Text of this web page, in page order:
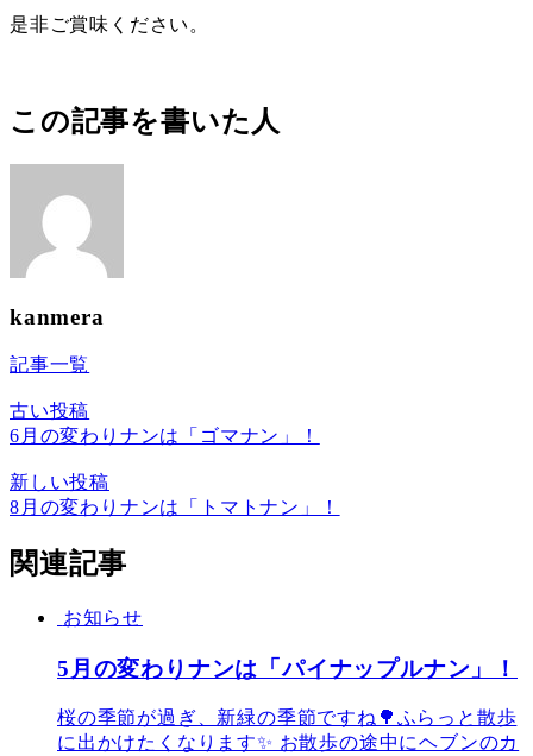
是非ご賞味ください。
この記事を書いた人
kanmera
記事一覧
古い投稿
6月の変わりナンは「ゴマナン」！
新しい投稿
8月の変わりナンは「トマトナン」！
関連記事
お知らせ
5月の変わりナンは「パイナップルナン」！
桜の季節が過ぎ、新緑の季節ですね🌳ふらっと散歩
に出かけたくなります✨ お散歩の途中にヘブンのカ